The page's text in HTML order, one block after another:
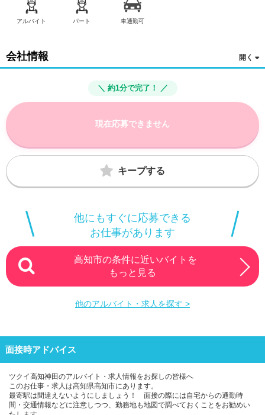
アルバイト パート 車通勤可
会社情報
＼ 約1分で完了！ ／
現在応募できません
キープする
他にもすぐに応募できる
お仕事があります
高知市の条件に近いバイトを
もっと見る
他のアルバイト・求人を探す >
面接時アドバイス
ツクイ高知神田のアルバイト・求人情報をお探しの皆様へ
このお仕事・求人は高知県高知市にあります。
最寄駅は間違えないようにしましょう！ 面接の際には自宅からの通勤時
間・交通情報などに注意しつつ、勤務地も地図で調べておくことをお勧めい